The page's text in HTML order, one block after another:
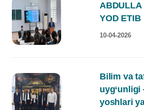
ABDULLA
YOD ETIB
10-04-2026
Bilim va
yoshlari